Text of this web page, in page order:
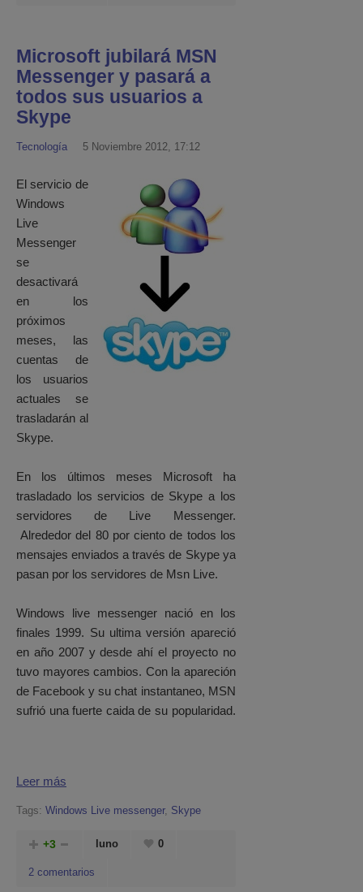
Microsoft jubilará MSN
Messenger y pasará a
todos sus usuarios a
Skype
Tecnología 5 Noviembre 2012, 17:12
El servicio de
Windows
Live
Messenger
se
desactivará
en los
próximos
meses, las
cuentas de
los usuarios
actuales se
trasladarán al
Skype.
En los últimos meses Microsoft ha
trasladado los servicios de Skype a los
servidores de Live Messenger.
Alrededor del 80 por ciento de todos los
mensajes enviados a través de Skype ya
pasan por los servidores de Msn Live.
Windows live messenger nació en los
finales 1999. Su ultima versión apareció
en año 2007 y desde ahí el proyecto no
tuvo mayores cambios. Con la apareción
de Facebook y su chat instantaneo, MSN
sufrió una fuerte caida de su popularidad.
Leer más
Tags: Windows Live messenger, Skype
+3 luno 0
2 comentarios